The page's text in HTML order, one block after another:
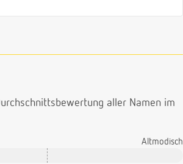
aller Namen im
Altmodisch